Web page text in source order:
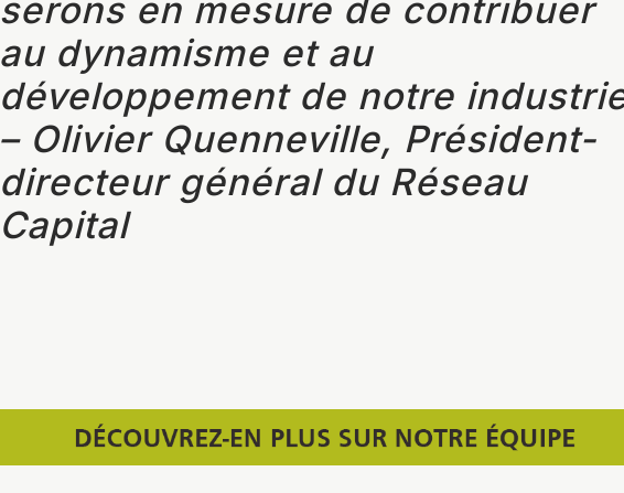
serons en mesure de contribuer
au dynamisme et au
développement de notre
– Olivier Quenneville, Président-
directeur général du Réseau
Capital